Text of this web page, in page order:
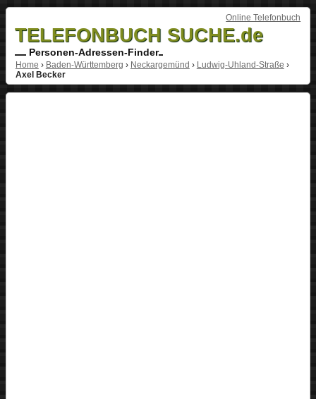
Online Telefonbuch
TELEFONBUCH SUCHE.de
Personen-Adressen-Finder
Home › Baden-Württemberg › Neckargemünd › Ludwig-Uhland-Straße ›
Axel Becker